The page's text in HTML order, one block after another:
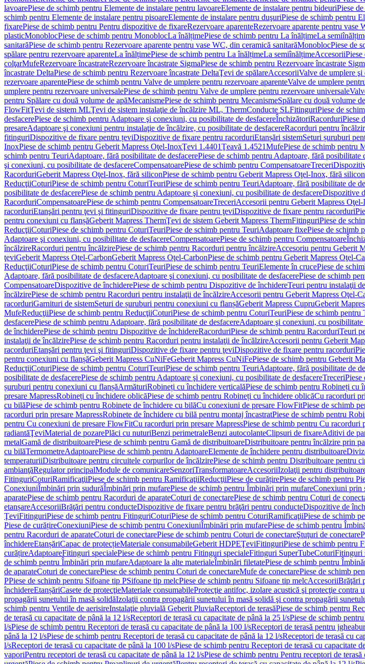
lavoarePiese de schimb pentru Elemente de instalare pentru lavoareElemente de instalare pentru bideuriPiese
schimb pentru Elemente de instalare pentru pisoareElemente de instalare pentru duşuriPiese de schimb pentru
fixarePiese de schimb pentru Pentru dispozitive de fixareRezervoare aparenteRezervoare aparente pentru vase
plasticMonoblocPiese de schimb pentru MonoblocLa înălțimePiese de schimb pentru La înălțimeLa
sanitarăPiese de schimb pentru Rezervoare aparente pentru vase WC, din ceramică sanitarăMonoblocPiese de
spălare pentru rezervoare aparenteLa înălțimePiese de schimb pentru La înălțimeLa semiînălțimeAccesorii
colţarMufeRezervoare încastrateRezervoare încastrate SigmaPiese de schimb pentru Rezervoare încastrate
încastrate DeltaPiese de schimb pentru Rezervoare încastrate DeltaŢevi de spălareAccesoriiValve de umplere şi
rezervoare aparentePiese de schimb pentru Valve de umplere pentru rezervoare aparenteValve de umplere
umplere pentru rezervoare universalePiese de schimb pentru Valve de umplere pentru rezervoare universale
pentru Spălare cu două volume de apăMecanismePiese de schimb pentru MecanismeSpălare cu două volume
FlowFitŢevi de sistem MLŢevi de sistem instalaţie de încălzire ML, ThermConducte SLFitinguriPiese de
desfacerePiese de schimb pentru Adaptoare şi conexiuni, cu posibilitate de desfacereÎnchizătoriRacorduriPiese
presareAdaptoare şi conexiuni pentru instalaţie de încălzire, cu posibilitate de desfacereRacorduri pentru
fitinguriDispozitive de fixare pentru țeviDispozitive de fixare pentru racorduriEtanșări sistemSeturi șuruburi
InoxPiese de schimb pentru Geberit Mapress Oţel-InoxŢevi 1.4401Ţeavă 1.4521MufePiese de schimb pentru
schimb pentru TeuriAdaptoare, fără posibilitate de desfacerePiese de schimb pentru Adaptoare, fără posibilitate
şi conexiuni, cu posibilitate de desfacereCompensatoarePiese de schimb pentru CompensatoareTreceri
RacorduriGeberit Mapress Oţel-Inox, fără siliconPiese de schimb pentru Geberit Mapress Oţel-Inox, fără silicon
ReducţiiCoturiPiese de schimb pentru CoturiTeuriPiese de schimb pentru TeuriAdaptoare, fără posibilitate de
posibilitate de desfacerePiese de schimb pentru Adaptoare şi conexiuni, cu posibilitate de desfacereDispozitive
RacorduriCompensatoarePiese de schimb pentru CompensatoareTreceriAccesorii pentru Geberit Mapress
racorduriEtanşări pentru ţevi şi fitinguriDispozitive de fixare pentru ţeviDispozitive de fixare pentru racorduri
pentru conexiuni cu flanșăGeberit Mapress ThermŢevi de sistem Geberit Mapress ThermFitinguriPiese de
ReducţiiCoturiPiese de schimb pentru CoturiTeuriPiese de schimb pentru TeuriAdaptoare fixePiese de schimb
Adaptoare şi conexiuni, cu posibilitate de desfacereCompensatoarePiese de schimb pentru Compensatoare
încălzireRacorduri pentru încălzirePiese de schimb pentru Racorduri pentru încălzireAccesoriu pentru Geberit
ţeviGeberit Mapress Oţel-CarbonGeberit Mapress Oţel-CarbonPiese de schimb pentru Geberit Mapress Oţel-
ReducţiiCoturiPiese de schimb pentru CoturiTeuriPiese de schimb pentru TeuriElemente în crucePiese de
Adaptoare, fără posibilitate de desfacereAdaptoare şi conexiuni, cu posibilitate de desfacerePiese de schimb
CompensatoareDispozitive de închiderePiese de schimb pentru Dispozitive de închidereTeuri pentru instalaţii
încălzirePiese de schimb pentru Racorduri pentru instalaţii de încălzireAccesorii pentru Geberit Mapress Oţel-
racorduriGarnituri de sistemSeturi de șuruburi pentru conexiuni cu flanșăGeberit Mapress CupruGeberit
MufeReducţiiPiese de schimb pentru ReducţiiCoturiPiese de schimb pentru CoturiTeuriPiese de schimb pentru
desfacerePiese de schimb pentru Adaptoare, fără posibilitate de desfacereAdaptoare şi conexiuni, cu posibilitate
de închiderePiese de schimb pentru Dispozitive de închidereRacorduriPiese de schimb pentru RacorduriTeuri
instalaţii de încălzirePiese de schimb pentru Racorduri pentru instalaţii de încălzireAccesorii pentru Geberit
racorduriEtanşări pentru ţevi şi fitinguriDispozitive de fixare pentru ţeviDispozitive de fixare pentru racorduri
pentru conexiuni cu flanșăGeberit Mapress CuNiFeGeberit Mapress CuNiFePiese de schimb pentru Geberit
ReducţiiCoturiPiese de schimb pentru CoturiTeuriPiese de schimb pentru TeuriAdaptoare, fără posibilitate de
posibilitate de desfacerePiese de schimb pentru Adaptoare şi conexiuni, cu posibilitate de desfacereTreceriPiese
șuruburi pentru conexiuni cu flanșăArmăturiRobineți cu închidere verticalăPiese de schimb pentru Robineți cu
presare MapressRobineți cu închidere oblicăPiese de schimb pentru Robineți cu închidere oblicăCu racorduri
cu bilăPiese de schimb pentru Robinete de închidere cu bilăCu conexiuni de presare FlowFitPiese de schimb
racorduri prin presare MapressRobinete de închidere cu bilă pentru montaj încastratPiese de schimb pentru
pentru Cu conexiuni de presare FlowFitCu racorduri prin presare MapressPiese de schimb pentru Cu racorduri
radiantăŢeviMaterial de pozarePlăci cu nuturiBenzi perimetraleBenzi autocolanteClipsuri de fixareAditivi de
metalGamă de distribuitoarePiese de schimb pentru Gamă de distribuitoareDistribuitoare pentru încălzire prin
cu bilăTermometreAdaptoarePiese de schimb pentru AdaptoareElemente de închidere pentru distribuitoare
temperaturiiDistribuitoare pentru circuitele corpurilor de încălzirePiese de schimb pentru Distribuitoare pentru
ambianţăRegulator principalModule de comunicareSenzoriTransformatoareAccesoriiIzolaţii pentru
FitinguriCoturiRamificaţiiPiese de schimb pentru RamificaţiiReducţiiPiese de curățirePiese de schimb pentru
ConexiuniÎmbinări prin sudurăÎmbinări prin mufarePiese de schimb pentru Îmbinări prin mufareConexiuni prin
aparatePiese de schimb pentru Racorduri de aparateCoturi de conectarePiese de schimb pentru Coturi de
etanșareAccesoriiBrăţări pentru conducteDispozitive de fixare pentru brăţări pentru conducteDispozitive de
ŢeviFitinguriPiese de schimb pentru FitinguriCoturiPiese de schimb pentru CoturiRamificaţiiPiese de schimb
Piese de curățireConexiuniPiese de schimb pentru ConexiuniÎmbinări prin mufarePiese de schimb pentru
pentru Racorduri de aparateCoturi de conectarePiese de schimb pentru Coturi de conectareŞtuţuri de conectare
închidereEtanșăriCapac de protecțieMateriale consumabileGeberit HDPEŢeviFitinguriPiese de schimb pentru
curățireAdaptoareFitinguri specialePiese de schimb pentru Fitinguri specialeFitinguri SuperTubeCoturiFitinguri
de schimb pentru Îmbinări prin mufareAdaptoare la alte materialeÎmbinări filetatePiese de schimb pentru
de aparateCoturi de conectarePiese de schimb pentru Coturi de conectareMufe de conectarePiese de schimb
PPiese de schimb pentru Sifoane tip PSifoane tip melcPiese de schimb pentru Sifoane tip melcAccesoriiBrăţări
închidereEtanșăriCasete de protecţieMateriale consumabileProtecţie antifoc, izolare acustică şi protecţie contra
propagării sunetului în masă solidăIzolaţii contra propagării sunetului în masă solidă şi contra propagării
schimb pentru Ventile de aerisireInstalaţie pluvială Geberit PluviaReceptori de terasăPiese de schimb pentru
de terasă cu capacitate de până la 12 l/sReceptori de terasă cu capacitate de până la 25 l/sPiese de schimb
l/sPiese de schimb pentru Receptori de terasă cu capacitate de până la 100 l/sReceptori de terasă pentru
până la 12 l/sPiese de schimb pentru Receptori de terasă cu capacitate de până la 12 l/sReceptori de terasă cu
l/sReceptori de terasă cu capacitate de până la 100 l/sPiese de schimb pentru Receptori de terasă cu capacitate
vaporiPentru receptori de terasă cu capacitate de până la 12 l/sPiese de schimb pentru Pentru receptori de